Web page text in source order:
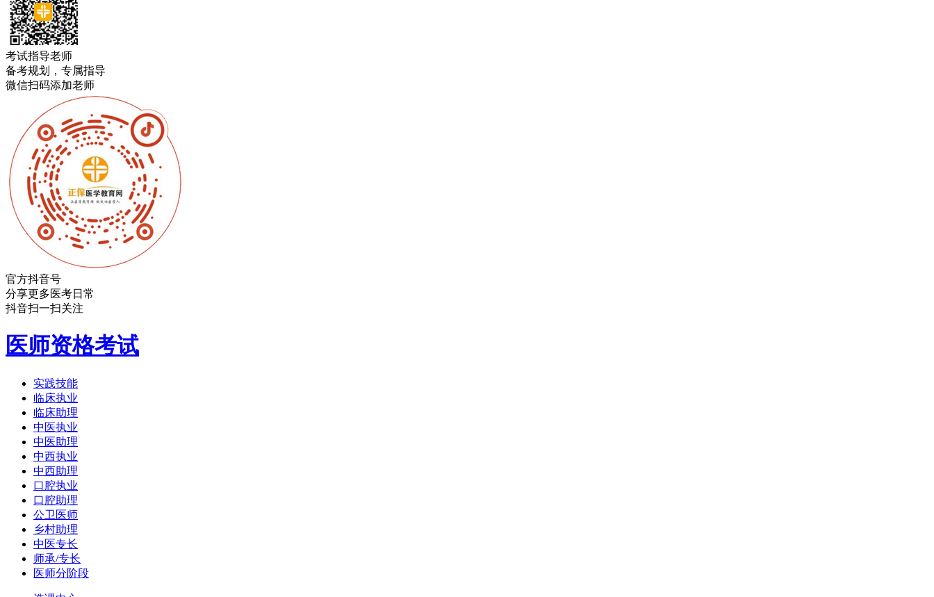
考试指导老师
备考规划，专属指导
微信扫码添加老师
官方抖音号
分享更多医考日常
抖音扫一扫关注
医师资格考试
实践技能
临床执业
临床助理
中医执业
中医助理
中西执业
中西助理
口腔执业
口腔助理
公卫医师
乡村助理
中医专长
师承/专长
医师分阶段